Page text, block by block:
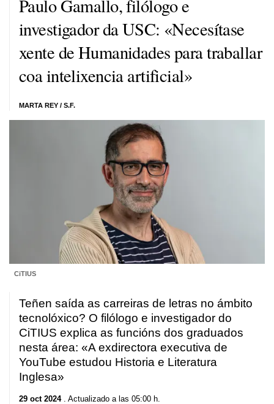
Paulo Gamallo, filólogo e
investigador da USC: «Necesítase
xente de Humanidades para traballar
coa intelixencia artificial»
MARTA REY / S.F.
CiTIUS
Teñen saída as carreiras de letras no ámbito
tecnolóxico? O filólogo e investigador do
CiTIUS explica as funcións dos graduados
nesta área: «A exdirectora executiva de
YouTube estudou Historia e Literatura
Inglesa»
29 oct 2024. Actualizado a las 05:00 h.